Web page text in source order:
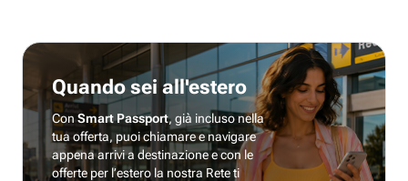
Quando sei all'estero
ConSmart Passport, già incluso nella
tua offerta, puoi chiamare e navigare
appena arrivi a destinazione e con le
offerte per l’estero la nostra Rete ti